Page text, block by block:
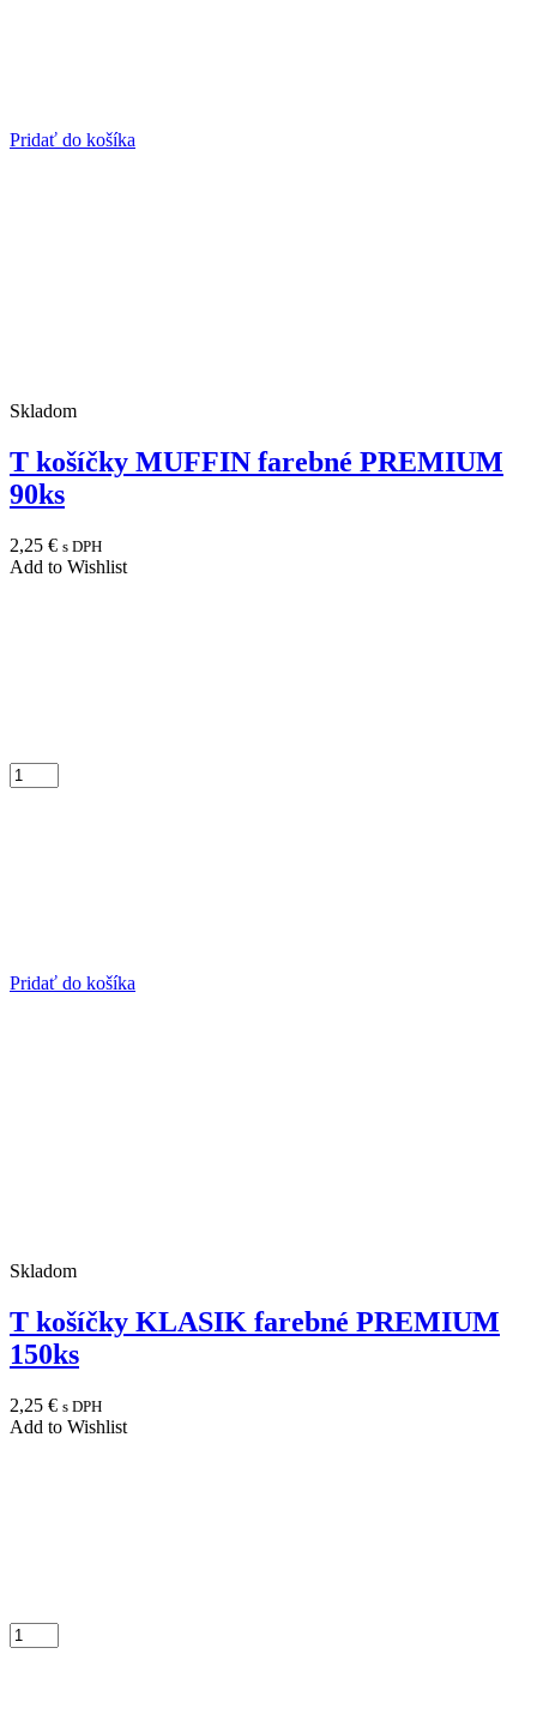
Pridať do košíka
Skladom
T košíčky MUFFIN farebné PREMIUM
90ks
2,25 € s DPH
Add to Wishlist
Pridať do košíka
Skladom
T košíčky KLASIK farebné PREMIUM
150ks
2,25 € s DPH
Add to Wishlist